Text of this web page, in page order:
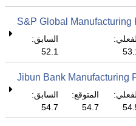
S&P Global Manufacturing
السابق:
52.1
Jibun Bank Manufacturing
المتوقع:
54.7
السابق:
54.7